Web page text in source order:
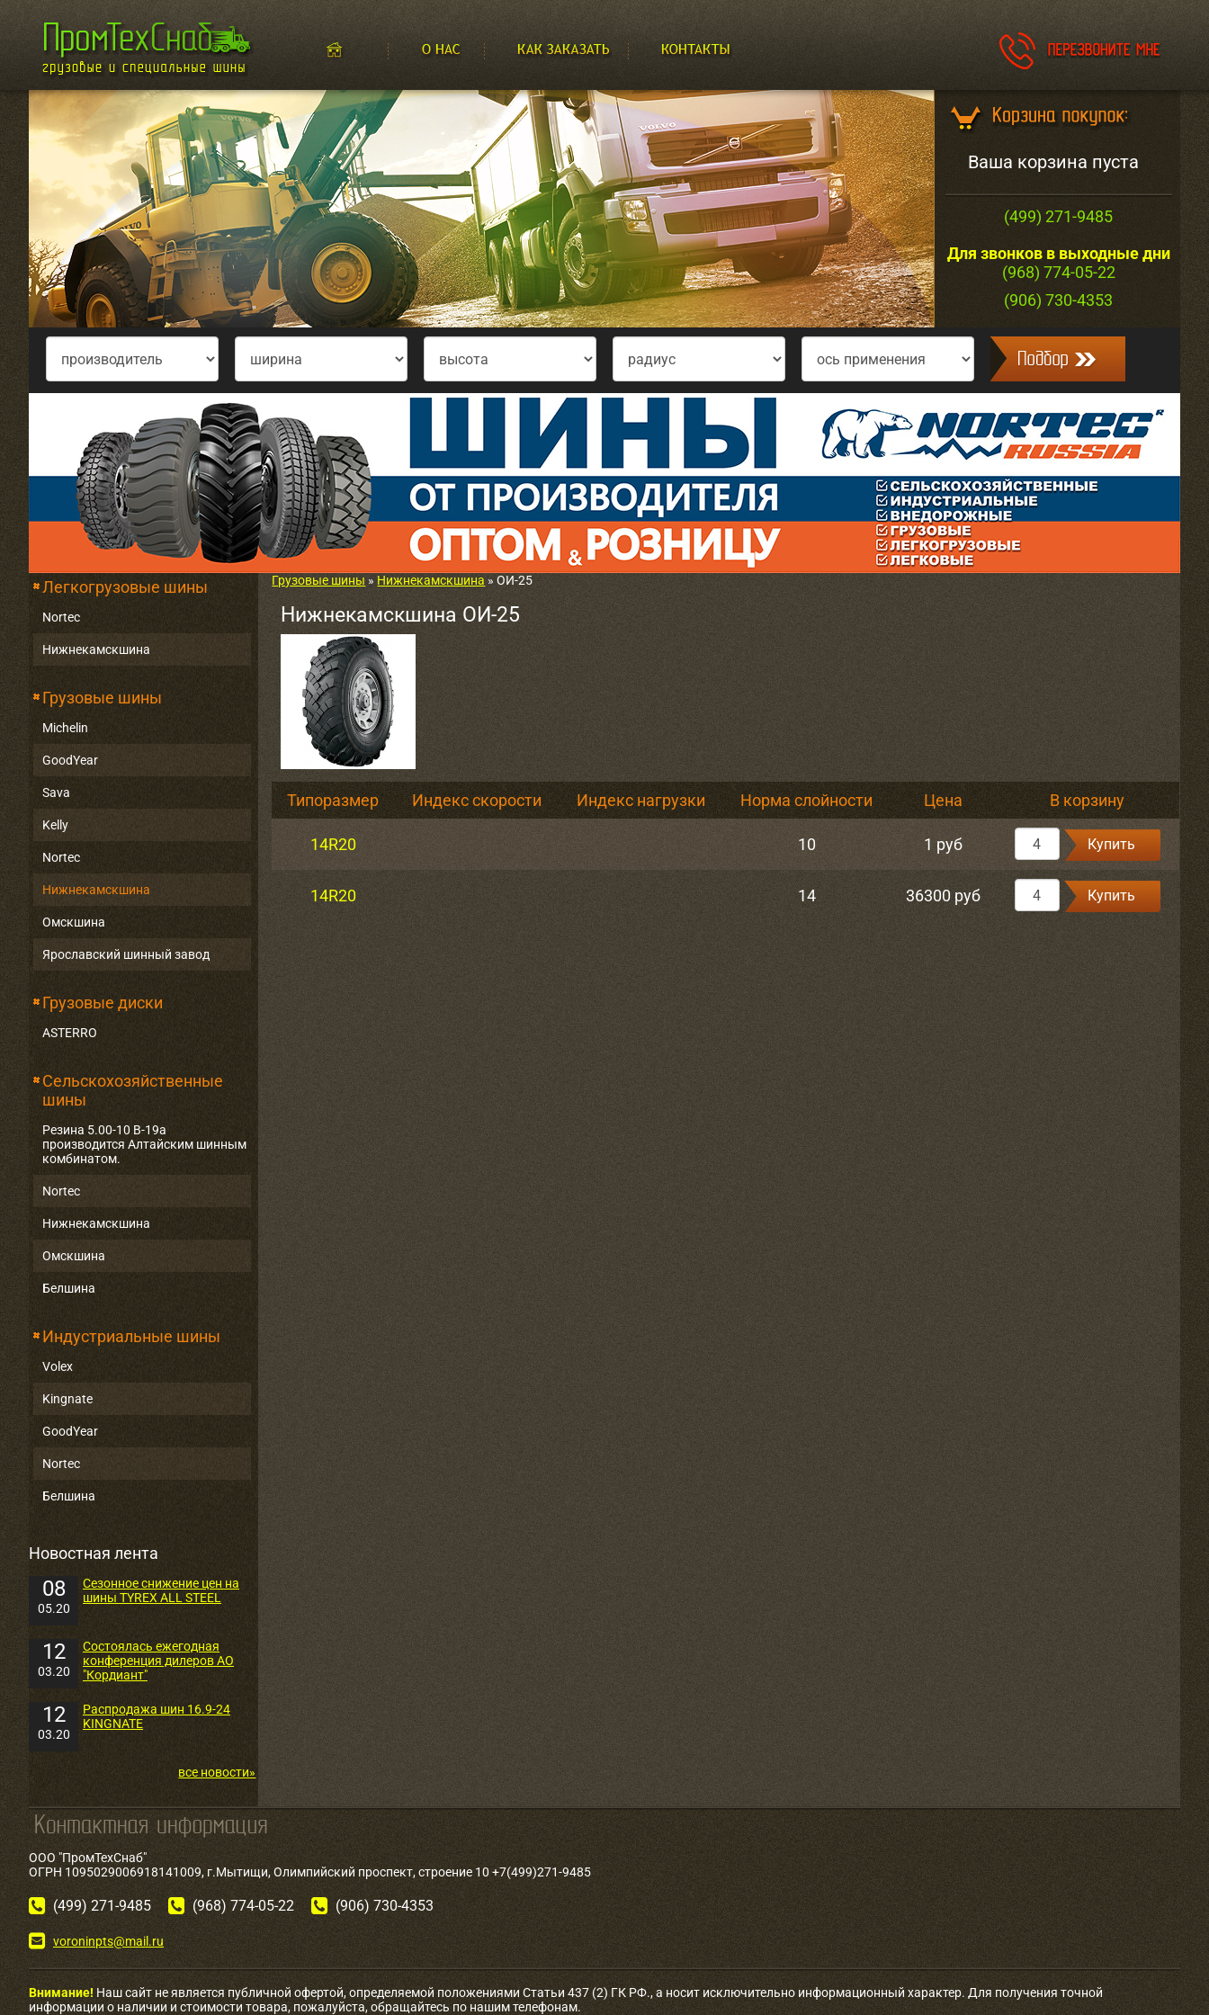
Ваша корзина пуста
(499) 271-9485
Для звонков в выходные дни
(968) 774-05-22
(906) 730-4353
Легкогрузовые шины
Nortec
Нижнекамскшина
Грузовые шины
Michelin
GoodYear
Sava
Kelly
Nortec
Нижнекамскшина
Омскшина
Ярославский шинный завод
Грузовые диски
ASTERRO
Сельскохозяйственные
шины
Резина 5.00-10 В-19а
производится Алтайским шинным
комбинатом.
Nortec
Нижнекамскшина
Омскшина
Белшина
Индустриальные шины
Volex
Kingnate
GoodYear
Nortec
Белшина
Новостная лента
08
05.20
Сезонное снижение цен на
шины TYREX ALL STEEL
12
03.20
Состоялась ежегодная
конференция дилеров АО
"Кордиант"
12
03.20
Распродажа шин 16.9-24
KINGNATE
все новости»
Грузовые шины » Нижнекамскшина » ОИ-25
Нижнекамскшина ОИ-25
Типоразмер Индекс скорости Индекс нагрузки Норма слойности Цена В корзину
14R20 10 1 руб Купить
14R20 14 36300 руб Купить
ООО "ПромТехСнаб"
ОГРН 1095029006918141009, г.Мытищи, Олимпийский проспект, строение 10 +7(499)271-9485
(499) 271-9485 (968) 774-05-22 (906) 730-4353
voroninpts@mail.ru
Внимание! Наш сайт не является публичной офертой, определяемой положениями Статьи 437 (2) ГК РФ., а носит исключительно информационный характер. Для получения точной
информации о наличии и стоимости товара, пожалуйста, обращайтесь по нашим телефонам.